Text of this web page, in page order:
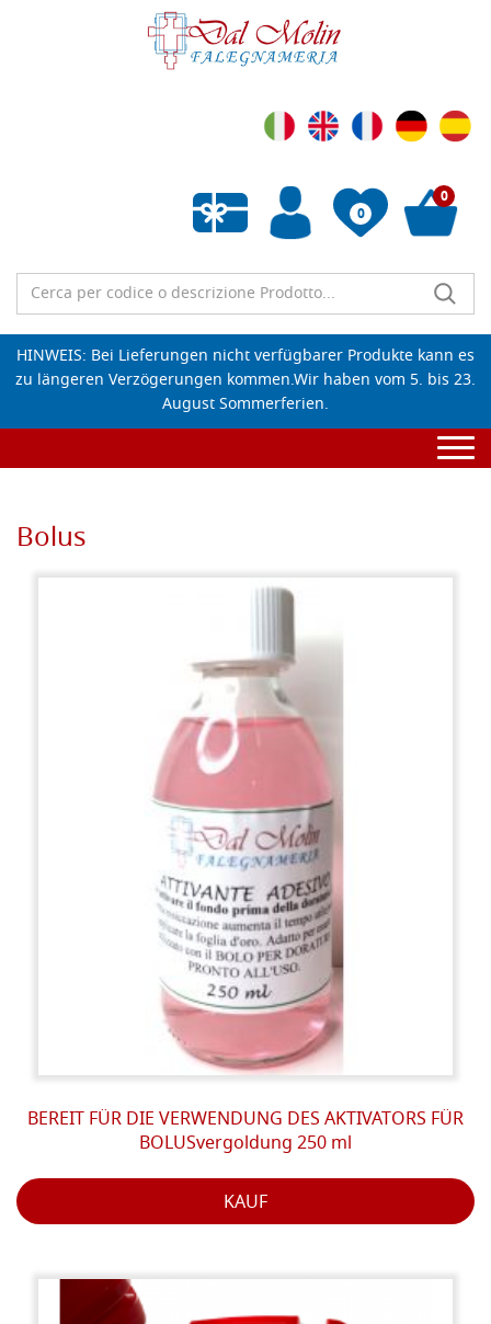
0
Wunschliste leeren
0
HINWEIS: Bei Lieferungen nicht verfügbarer Produkte kann es
zu längeren Verzögerungen kommen.Wir haben vom 5. bis 23.
August Sommerferien.
Bolus
BEREIT FÜR DIE VERWENDUNG DES AKTIVATORS FÜR
BOLUSvergoldung 250 ml
KAUF